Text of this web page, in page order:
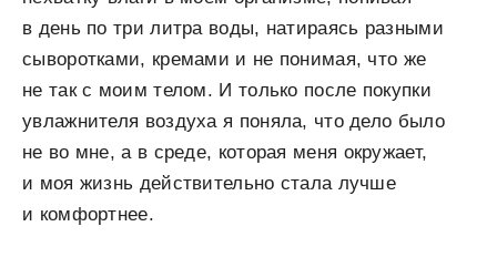
в день по три литра воды, натираясь разными
сыворотками, кремами и не понимая, что же
не так с моим телом. И только после покупки
увлажнителя воздуха я поняла, что дело было
не во мне, а в среде, которая меня окружает,
и моя жизнь действительно стала лучше
и комфортнее.